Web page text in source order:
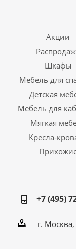
Акции
Шкафы
Мебель для
Детская
Мебель для
Мягкая
Кресла-
+7 (495)
г.